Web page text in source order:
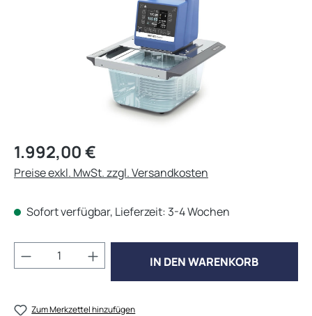
Regulärer Preis:
1.992,00 €
Preise exkl. MwSt. zzgl. Versandkosten
Sofort verfügbar, Lieferzeit: 3-4 Wochen
Produkt Anzahl: Gib den gewünschten
IN DEN WARENKORB
Zum Merkzettel hinzufügen